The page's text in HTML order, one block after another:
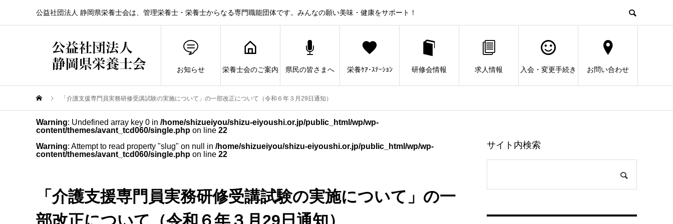
公益社団法人 静岡県栄養士会は、管理栄養士・栄養士からなる専門職能団体です。みんなの願い美味・健康をサポート！
お知らせ 栄養士会のご案内 県民の皆さまへ 栄養ｹｱ･ｽﾃｰｼｮﾝ 研修会情報 求人情報 入会・変更手続き お問い合わせ
「介護支援専門員実務研修受講試験の実施について」の一部改正について（令和６年３月29日通知）
Warning: Undefined array key 0 in /home/shizueiyou/shizu-eiyoushi.or.jp/public_html/wp/wp-
content/themes/avant_tcd060/single.php on line 22
Warning: Attempt to read property "slug" on null in /home/shizueiyou/shizu-eiyoushi.or.jp/public_html/wp/wp-
content/themes/avant_tcd060/single.php on line 22
「介護支援専門員実務研修受講試験の実施について」の一
サイト内検索